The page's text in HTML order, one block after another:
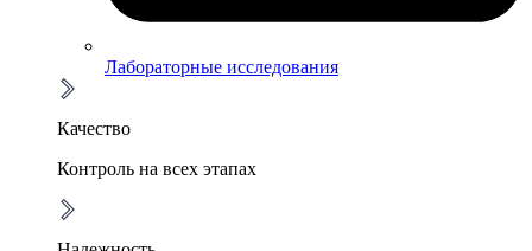
Лабораторные исследования
Качество
Контроль на всех этапах